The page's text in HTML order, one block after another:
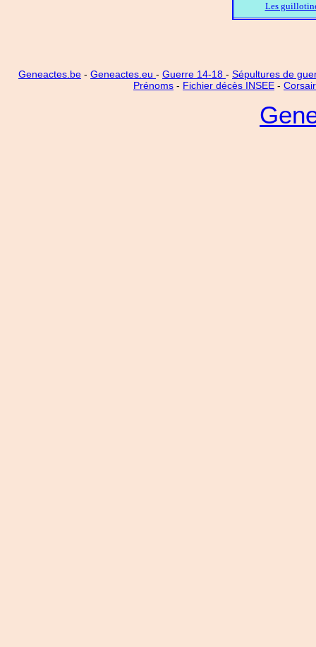
Les
Geneactes.be - Geneactes.eu - Guerre 14-18 - Sépultures de
Prénoms - Fichier décès INSEE -